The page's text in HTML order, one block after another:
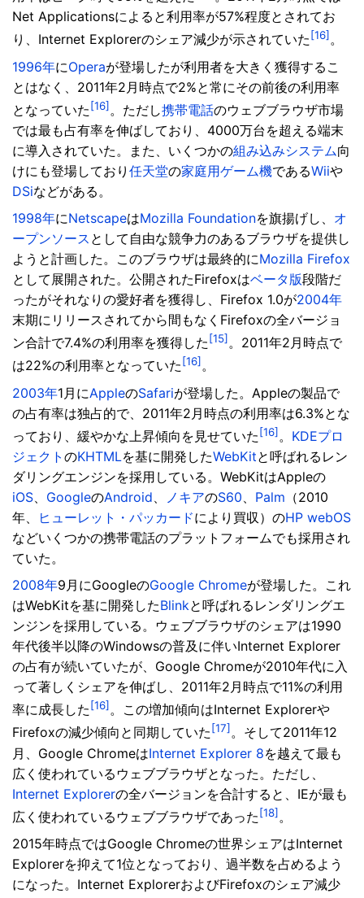
Net Applicationsによると利用率が57%程度とされてお
り、Internet Explorerのシェア減少が示されていた [16] 。
1996年にOperaが登場したが利用者を大きく獲得するこ
とはなく、2011年2月時点で2%と常にその前後の利用率
となっていた [16] 。ただし携帯電話のウェブブラウザ市場
では最も占有率を伸ばしており、4000万台を超える端末
に導入されていた。また、いくつかの組み込みシステム向
けにも登場しており 任天堂の家庭用ゲーム機であるWiiや
DSiなどがある。
1998年にNetscapeはMozilla Foundationを旗揚げし、 オ
ープンソース として自由な競争力のあるブラウザを提供し
ようと計画した。このブラウザは最終的にMozilla Firefox
として展開された。公開されたFirefoxはベータ版段階だ
ったがそれなりの愛好者を獲得し、Firefox 1.0が2004年
末期にリリースされてから間もなくFirefoxの全バージョ
ン合計で7.4%の利用率を獲得した [15] 。2011年2月時点で
は22%の利用率となっていた [16] 。
2003年1月にAppleのSafariが登場した。Appleの製品で
の占有率は独占的で、2011年2月時点の利用率は6.3%とな
っており、緩やかな上昇傾向を見せていた [16] 。 KDEプロ
ジェクト のKHTMLを基に開発したWebKitと呼ばれるレン
ダリングエンジンを採用している。WebKitはAppleの
iOS、 GoogleのAndroid、 ノキアのS60、 Palm （2010
年、
ヒューレット・パッカードにより買収）のHP webOS
などいくつかの携帯電話のプラットフォームでも採用され
ていた。
2008年9月にGoogleのGoogle Chromeが登場した。これ
はWebKitを基に開発したBlinkと呼ばれるレンダリングエ
ンジンを採用している。ウェブブラウザのシェアは1990
年代後半以降のWindowsの普及に伴いInternet Explorer
の占有が続いていたが、Google Chromeが2010年代に入
って著しくシェアを伸ばし、2011年2月時点で11%の利用
率に成長した [16] 。この増加傾向はInternet Explorerや
Firefoxの減少傾向と同期していた [17] 。そして2011年12
月、Google ChromeはInternet Explorer 8を越えて最も
広く使われているウェブブラウザとなった。ただし、
Internet Explorerの全バージョンを合計すると、IEが最も
広く使われているウェブブラウザであった [18] 。
2015年時点ではGoogle Chromeの世界シェアはInternet
Explorerを抑えて1位となっており、過半数を占めるよう
になった。Internet ExplorerおよびFirefoxのシェア減少